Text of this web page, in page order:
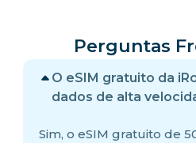
Perguntas
O eSIM gratuito da
dados de alta
Sim, o eSIM gratuito de